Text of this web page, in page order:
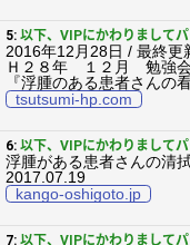
5: 以下、VIPにかわりまして
2016年12月28日 / 最終更
Ｈ２８年 １２月 勉強
『浮腫のある患者さんの看
tsutsumi-hp.com
6: 以下、VIPにかわりまして
浮腫がある患者さんの清
2017.07.19
kango-oshigoto.jp
7: 以下、VIPにかわりまして